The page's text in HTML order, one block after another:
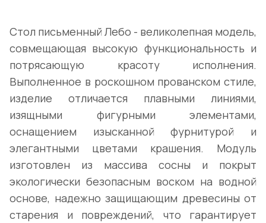
Стол письменный Лебо - великолепная модель,
совмещающая высокую функциональность и
потрясающую красоту исполнения.
Выполненное в роскошном прованском стиле,
изделие отличается плавными линиями,
изящными фигурными элементами,
оснащением изысканной фурнитурой и
элегантными цветами крашения. Модуль
изготовлен из массива сосны и покрыт
экологически безопасным воском на водной
основе, надежно защищающим древесины от
старения и повреждений, что гарантирует